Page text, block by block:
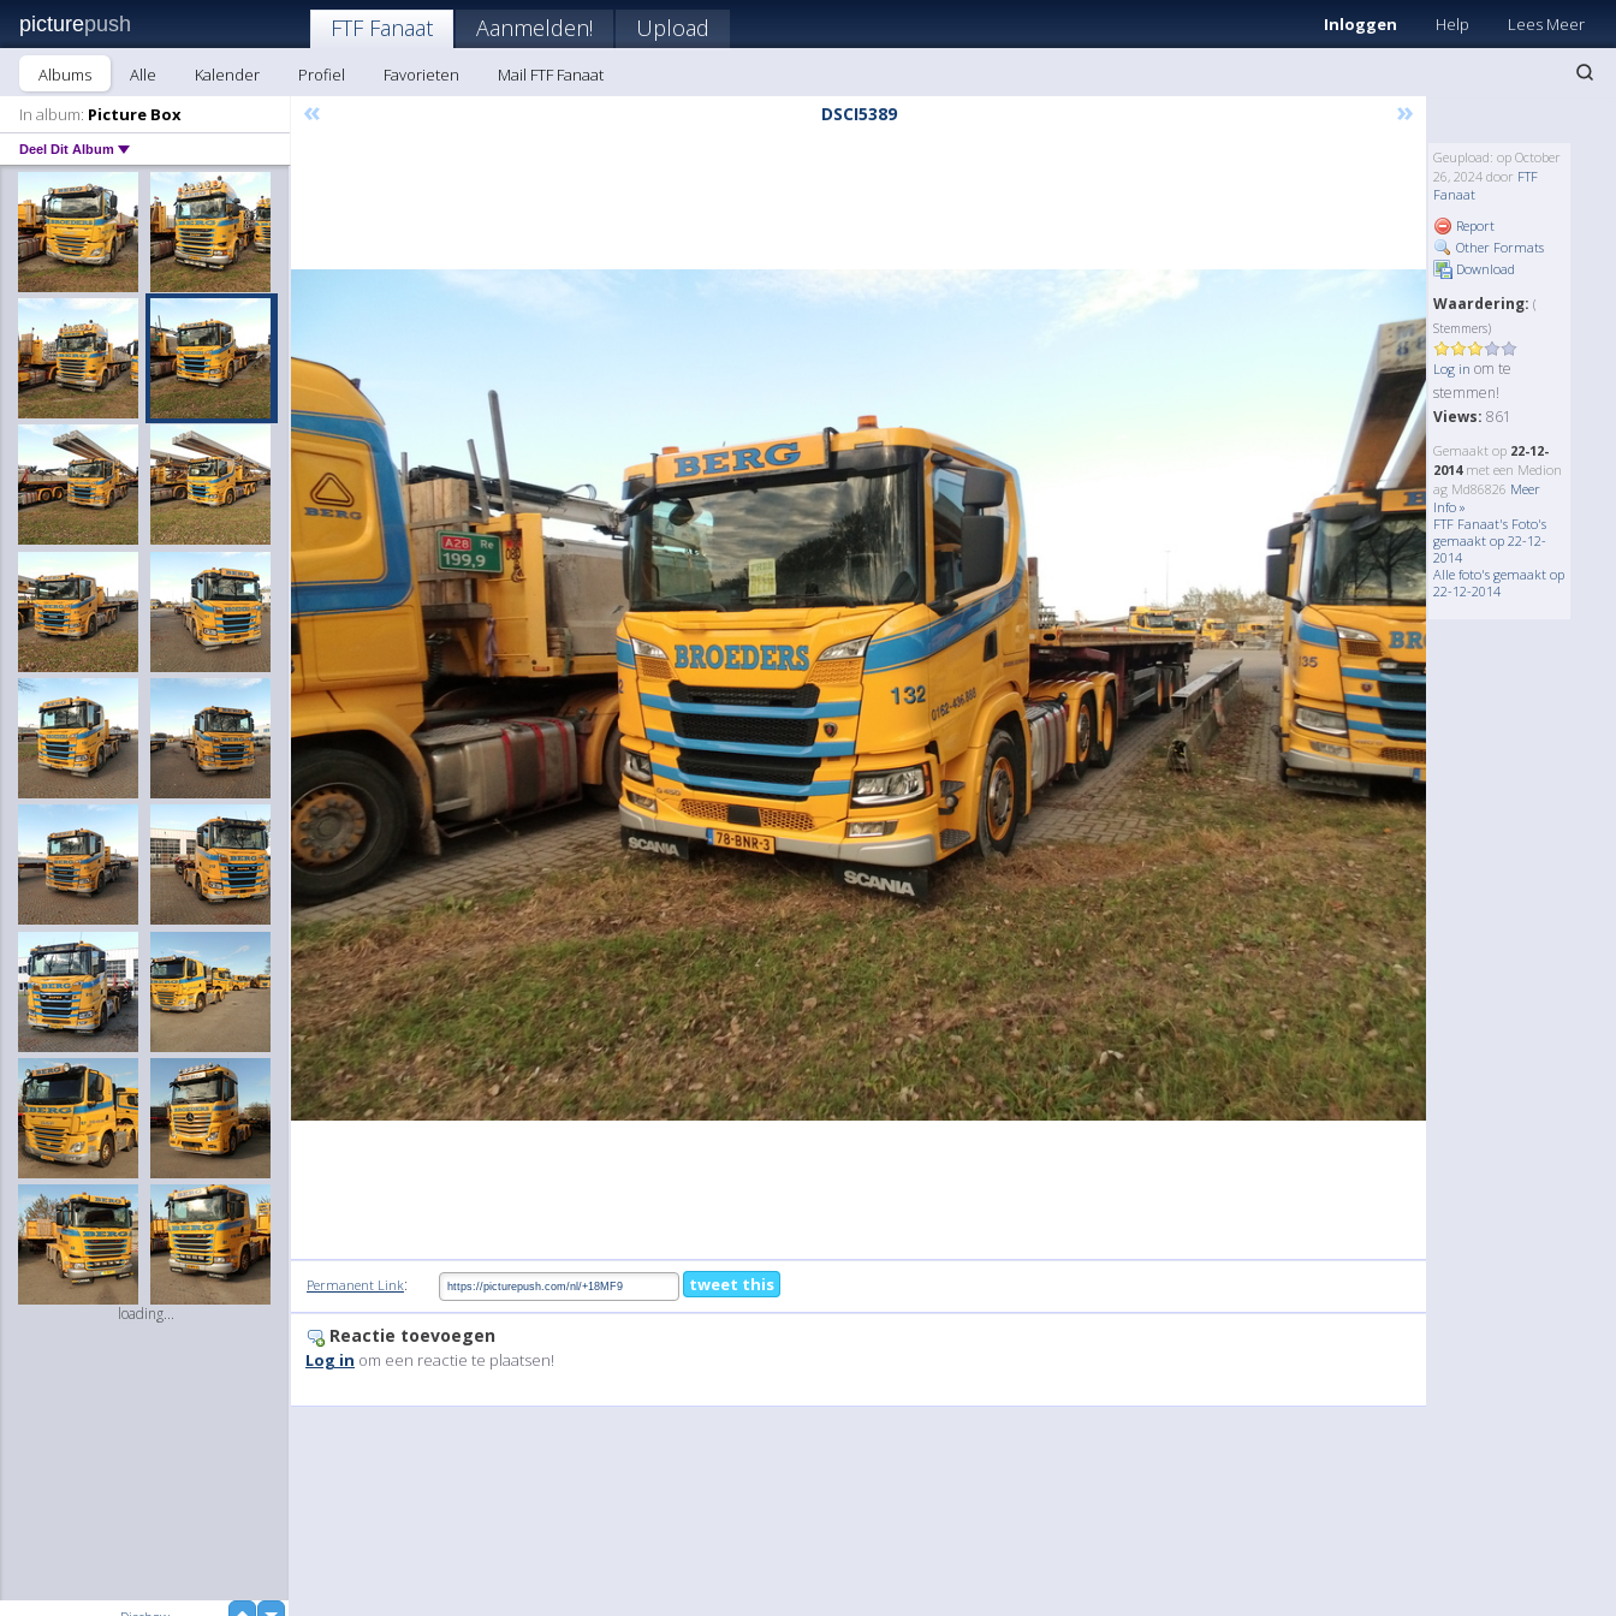
picturepush Inloggen Help Lees Meer
FTF Fanaat Aanmelden! Upload
Albums Alle Kalender Profiel Favorieten
Mail FTF Fanaat
In album: Picture Box
Deel Dit Album
loading...
« DSCI5389 »
Geupload: op October
26, 2024 door FTF
Fanaat
Report
Other Formats
Download
Waardering: (
Stemmers)
Log in om te
stemmen!
Views: 861
Gemaakt op 22-12-
2014met een Medion
ag Md86826 Meer
Info »
FTF Fanaat's Foto's
gemaakt op 22-12-
2014
Alle foto's gemaakt op
22-12-2014
Permanent Link: tweet this
Reactie toevoegen
Log in om een reactie te plaatsen!